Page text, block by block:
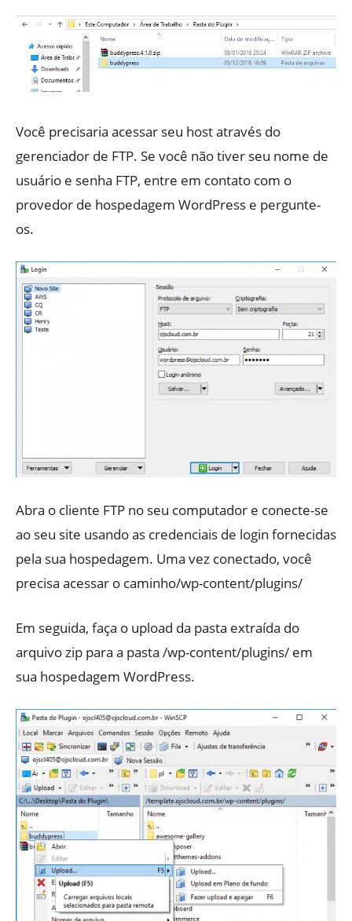
Você precisaria acessar seu host através do
gerenciador de FTP. Se você não tiver seu nome de
usuário e senha FTP, entre em contato com o
provedor de hospedagem WordPress e pergunte-
os.
Abra o cliente FTP no seu computador e conecte-se
ao seu site usando as credenciais de login fornecidas
pela sua hospedagem. Uma vez conectado, você
precisa acessar o caminho/wp-content/plugins/
Em seguida, faça o upload da pasta extraída do
arquivo zip para a pasta /wp-content/plugins/ em
sua hospedagem WordPress.